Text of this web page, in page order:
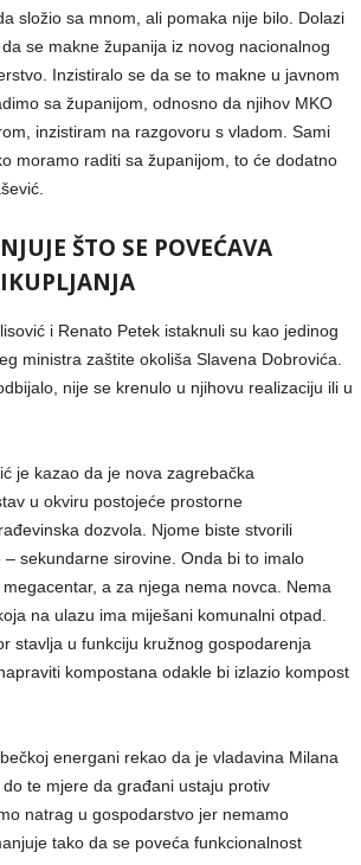
složio sa mnom, ali pomaka nije bilo. Dolazi
se makne županija iz novog nacionalnog
Inzistiralo se da se to makne u javnom
sa županijom, odnosno da njihov MKO
inzistiram na razgovoru s vladom. Sami
moramo raditi sa županijom, to će dodatno
ŠTO SE POVEĆAVA
i Renato Petek istaknuli su kao jedinog
ministra zaštite okoliša Slavena Dobrovića.
nije se krenulo u njihovu realizaciju ili u
je kazao da je nova zagrebačka
u okviru postojeće prostorne
dozvola. Njome biste stvorili
sekundarne sirovine. Onda bi to imalo
a za njega nema novca. Nema
na ulazu ima miješani komunalni otpad.
stavlja u funkciju kružnog gospodarenja
kompostana odakle bi izlazio kompost
energani rekao da je vladavina Milana
te mjere da građani ustaju protiv
natrag u gospodarstvo jer nemamo
tako da se poveća funkcionalnost